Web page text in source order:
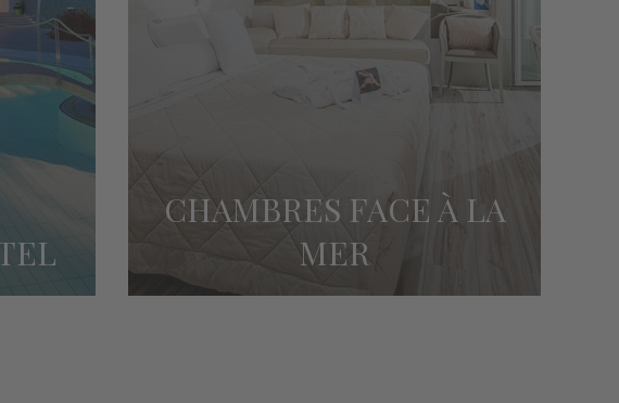
CHAMBRES FACE À LA
MER